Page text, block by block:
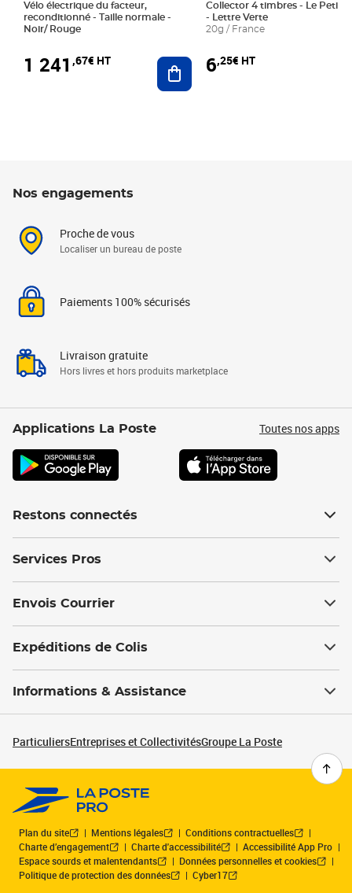
Vélo électrique du facteur,
reconditionné - Taille normale -
Noir/ Rouge
1 241 ,67€ HT Ajouter au panier
Collector 4 timbres - Le Petit
- Lettre Verte
20g / France
6,25€ HT
Nos engagements
Proche de vous
Localiser un bureau de poste
Paiements 100% sécurisés
Livraison gratuite
Hors livres et hors produits marketplace
Applications La Poste Toutes nos apps
Restons connectés
Services Pros
Envois Courrier
Expéditions de Colis
Informations & Assistance
ParticuliersEntreprises et CollectivitésGroupe La Poste
Plan du site Mentions légales
Conditions contractuelles
Charte d’engagement
Charte d'accessibilité
Accessibilité App Pro
Espace sourds et malentendants
Données personnelles et cookies
Politique de protection des données
Cyber17